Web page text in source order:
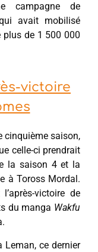
campagne de
avait mobilisé
plus de 1 500 000
victoire
cinquième saison,
celle-ci prendrait
la saison 4 et la
à Toross Mordal.
victoire de
du manga Wakfu
Leman, ce dernier